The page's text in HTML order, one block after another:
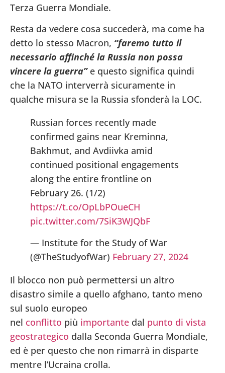
Terza Guerra Mondiale.
Resta da vedere cosa succederà, ma come ha
detto lo stesso Macron, “faremo tutto il
necessario affinché la Russia non possa
vincere la guerra” e questo significa quindi
che la NATO interverrà sicuramente in
qualche misura se la Russia sfonderà la LOC.
Russian forces recently made
confirmed gains near Kreminna,
Bakhmut, and Avdiivka amid
continued positional engagements
along the entire frontline on
February 26. (1/2)
https://t.co/OpLbPOueCH
pic.twitter.com/7SiK3WJQbF
— Institute for the Study of War
(@TheStudyofWar) February 27, 2024
Il blocco non può permettersi un altro
disastro simile a quello afghano, tanto meno
sul suolo europeo
nel conflitto più importante dal punto di vista
geostrategico dalla Seconda Guerra Mondiale,
ed è per questo che non rimarrà in disparte
mentre l’Ucraina crolla.